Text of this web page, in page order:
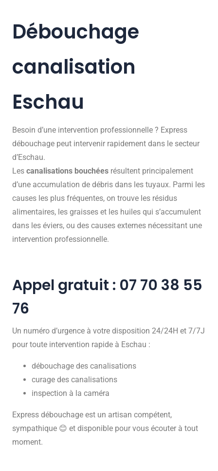
Débouchage
canalisation
Eschau
Besoin d’une intervention professionnelle ? Express
débouchage peut intervenir rapidement dans le secteur
d’Eschau.
Les canalisations bouchées résultent principalement
d’une accumulation de débris dans les tuyaux. Parmi les
causes les plus fréquentes, on trouve les résidus
alimentaires, les graisses et les huiles qui s’accumulent
dans les éviers, ou des causes externes nécessitant une
intervention professionnelle.
Appel gratuit : 07 70 38 55
76
Un numéro d’urgence à votre disposition 24/24H et 7/7J
pour toute intervention rapide à Eschau :
débouchage des canalisations
curage des canalisations
inspection à la caméra
Express débouchage est un artisan compétent,
sympathique 😊 et disponible pour vous écouter à tout
moment.